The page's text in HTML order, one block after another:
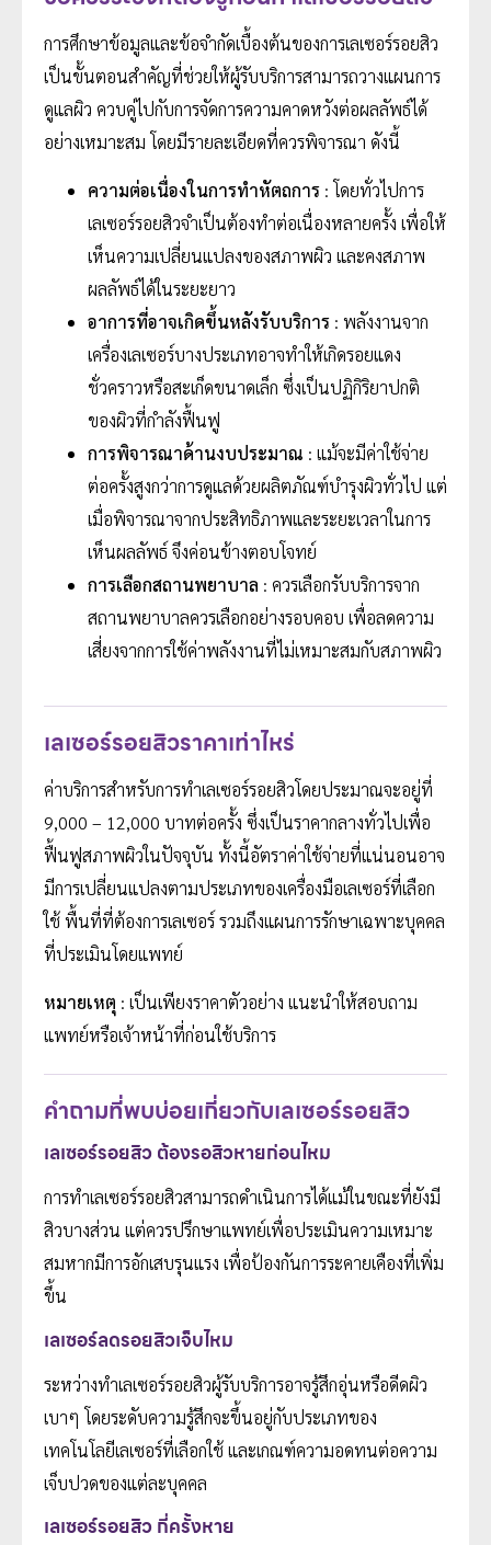
การศึกษาข้อมูลและข้อจำกัดเบื้องต้นของการเลเซอร์รอยสิว
เป็นขั้นตอนสำคัญที่ช่วยให้ผู้รับบริการสามารถวางแผนการ
ดูแลผิว ควบคู่ไปกับการจัดการความคาดหวังต่อผลลัพธ์ได้
อย่างเหมาะสม โดยมีรายละเอียดที่ควรพิจารณา ดังนี้
ความต่อเนื่องในการทำหัตถการ : โดยทั่วไปการ
เลเซอร์รอยสิวจำเป็นต้องทำต่อเนื่องหลายครั้ง เพื่อให้
เห็นความเปลี่ยนแปลงของสภาพผิว และคงสภาพ
ผลลัพธ์ได้ในระยะยาว
อาการที่อาจเกิดขึ้นหลังรับบริการ : พลังงานจาก
เครื่องเลเซอร์บางประเภทอาจทำให้เกิดรอยแดง
ชั่วคราวหรือสะเก็ดขนาดเล็ก ซึ่งเป็นปฏิกิริยาปกติ
ของผิวที่กำลังฟื้นฟู
การพิจารณาด้านงบประมาณ : แม้จะมีค่าใช้จ่าย
ต่อครั้งสูงกว่าการดูแลด้วยผลิตภัณฑ์บำรุงผิวทั่วไป แต่
เมื่อพิจารณาจากประสิทธิภาพและระยะเวลาในการ
เห็นผลลัพธ์ จึงค่อนข้างตอบโจทย์
การเลือกสถานพยาบาล : ควรเลือกรับบริการจาก
สถานพยาบาลควรเลือกอย่างรอบคอบ เพื่อลดความ
เสี่ยงจากการใช้ค่าพลังงานที่ไม่เหมาะสมกับสภาพผิว
เลเซอร์รอยสิวราคาเท่าไหร่
ค่าบริการสำหรับการทำเลเซอร์รอยสิวโดยประมาณจะอยู่ที่
9,000 – 12,000 บาทต่อครั้ง ซึ่งเป็นราคากลางทั่วไปเพื่อ
ฟื้นฟูสภาพผิวในปัจจุบัน ทั้งนี้อัตราค่าใช้จ่ายที่แน่นอนอาจ
มีการเปลี่ยนแปลงตามประเภทของเครื่องมือเลเซอร์ที่เลือก
ใช้ พื้นที่ที่ต้องการเลเซอร์ รวมถึงแผนการรักษาเฉพาะบุคคล
ที่ประเมินโดยแพทย์
หมายเหตุ : เป็นเพียงราคาตัวอย่าง แนะนำให้สอบถาม
แพทย์หรือเจ้าหน้าที่ก่อนใช้บริการ
คำถามที่พบบ่อยเกี่ยวกับเลเซอร์รอยสิว
เลเซอร์รอยสิว ต้องรอสิวหายก่อนไหม
การทำเลเซอร์รอยสิวสามารถดำเนินการได้แม้ในขณะที่ยังมี
สิวบางส่วน แต่ควรปรึกษาแพทย์เพื่อประเมินความเหมาะ
สมหากมีการอักเสบรุนแรง เพื่อป้องกันการระคายเคืองที่เพิ่ม
ขึ้น
เลเซอร์ลดรอยสิวเจ็บไหม
ระหว่างทำเลเซอร์รอยสิวผู้รับบริการอาจรู้สึกอุ่นหรือดีดผิว
เบาๆ โดยระดับความรู้สึกจะขึ้นอยู่กับประเภทของ
เทคโนโลยีเลเซอร์ที่เลือกใช้ และเกณฑ์ความอดทนต่อความ
เจ็บปวดของแต่ละบุคคล
เลเซอร์รอยสิว กี่ครั้งหาย